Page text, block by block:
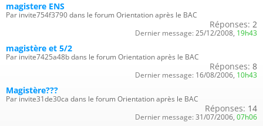
magistere ENS
Par invite754f3790 dans le forum Orientation après le BAC
Réponses: 2
Dernier message: 25/12/2008, 19h43
magistère et 5/2
Par invite7425a48b dans le forum Orientation après le BAC
Réponses: 8
Dernier message: 16/08/2006, 10h43
Magistère???
Par invite31de30ca dans le forum Orientation après le BAC
Réponses: 14
Dernier message: 31/07/2006, 07h06